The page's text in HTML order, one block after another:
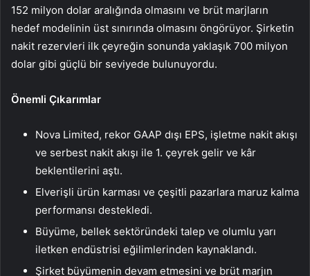
152 milyon dolar aralığında olmasını ve brüt marjların
hedef modelinin üst sınırında olmasını öngörüyor. Şirketin
nakit rezervleri ilk çeyreğin sonunda yaklaşık 700 milyon
dolar gibi güçlü bir seviyede bulunuyordu.
Önemli Çıkarımlar
Nova Limited, rekor GAAP dışı EPS, işletme nakit akışı
ve serbest nakit akışı ile 1. çeyrek gelir ve kâr
beklentilerini aştı.
Elverişli ürün karması ve çeşitli pazarlara maruz kalma
performansı destekledi.
Büyüme, bellek sektöründeki talep ve olumlu yarı
iletken endüstrisi eğilimlerinden kaynaklandı.
Şirket büyümenin devam etmesini ve brüt marjın